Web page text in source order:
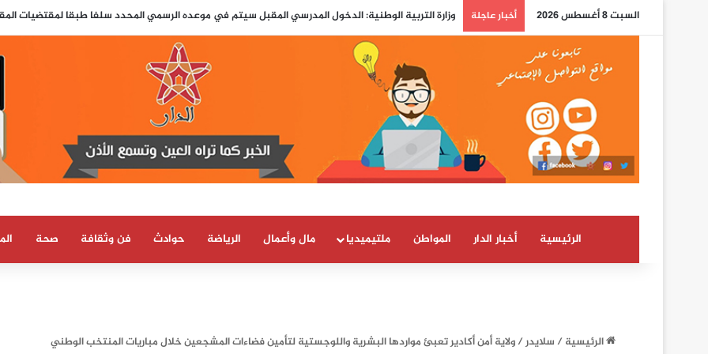
السبت 8 أغسطس 2026 أخبار عاجلة وزارة التربية الوطنية: الدخول المدرسي المقبل سیتم في موعده الرسمي المحدد سلفا طبقا لمقتضیات المقرر
الرئيسية أخبار الدار المواطن ملتيميديا مال وأعمال الرياضة حوادث فن وثقافة صحة
الرئيسية/ سلايدر/ولاية أمن أكادير تعبئ مواردها البشرية واللوجستية لتأمين فضاءات المشجعين خلال مباريات المنتخب الوطني